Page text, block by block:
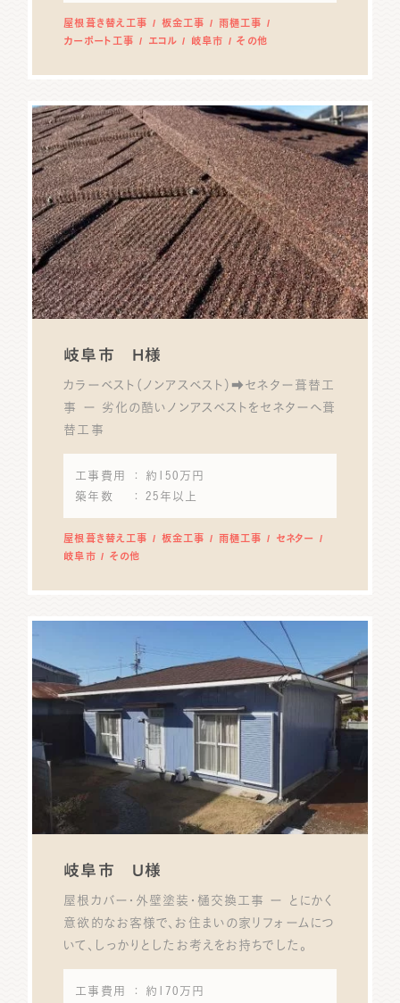
屋根葺き替え工事 板金工事
雨樋工事
カーポート工事
エコル 岐阜市 その他
岐阜市 H様
カラーベスト（ノンアスベスト）➡セネター葺替工
事 ー 劣化の酷いノンアスベストをセネターへ葺
替工事
工事費用
： 約150万円
築年数
： 25年以上
屋根葺き替え工事 板金工事 雨樋工事
セネター
岐阜市
その他
岐阜市 U様
屋根カバー・外壁塗装・樋交換工事 ー とにかく
意欲的なお客様で、お住まいの家リフォームにつ
いて、しっかりとしたお考えをお持ちでした。
工事費用 ： 約170万円